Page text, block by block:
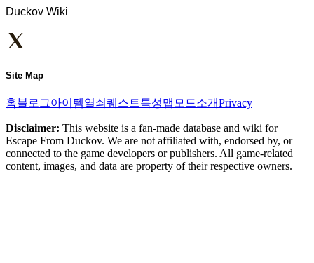
Duckov Wiki
Site Map
홈블로그아이템열쇠 퀘스트특성맵 모드소개Privacy
Disclaimer: This website is a fan-made database and wiki for
Escape From Duckov. We are not affiliated with, endorsed by, or
connected to the game developers or publishers. All game-related
content, images, and data are property of their respective owners.